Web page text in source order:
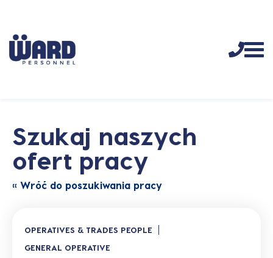
Szukaj naszych
ofert pracy
« Wróć do poszukiwania pracy
OPERATIVES & TRADES PEOPLE
GENERAL OPERATIVE